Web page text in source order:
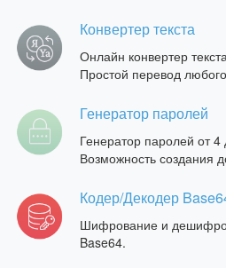
Конвертер текста
Онлайн конвертер
Простой перевод
Генератор паролей
Генератор паролей от
Возможность создания
Кодер/Декодер
Шифрование и
Base64.